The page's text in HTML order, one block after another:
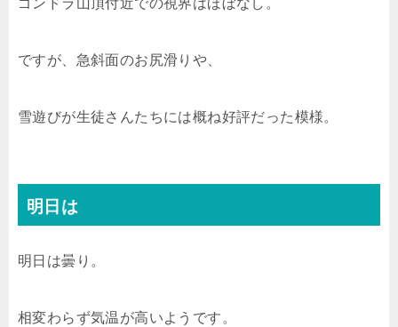
ですが、急斜面のお尻滑りや、
雪遊びが生徒さんたちには概ね好評だった模様。
明日は
明日は曇り。
相変わらず気温が高いようです。